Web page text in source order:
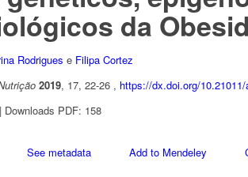
da
Rodrigues e Filipa Cortez
2019, 17, 22-26 , https://dx.doi.org/
PDF: 158
See metadata Add to Mendeley